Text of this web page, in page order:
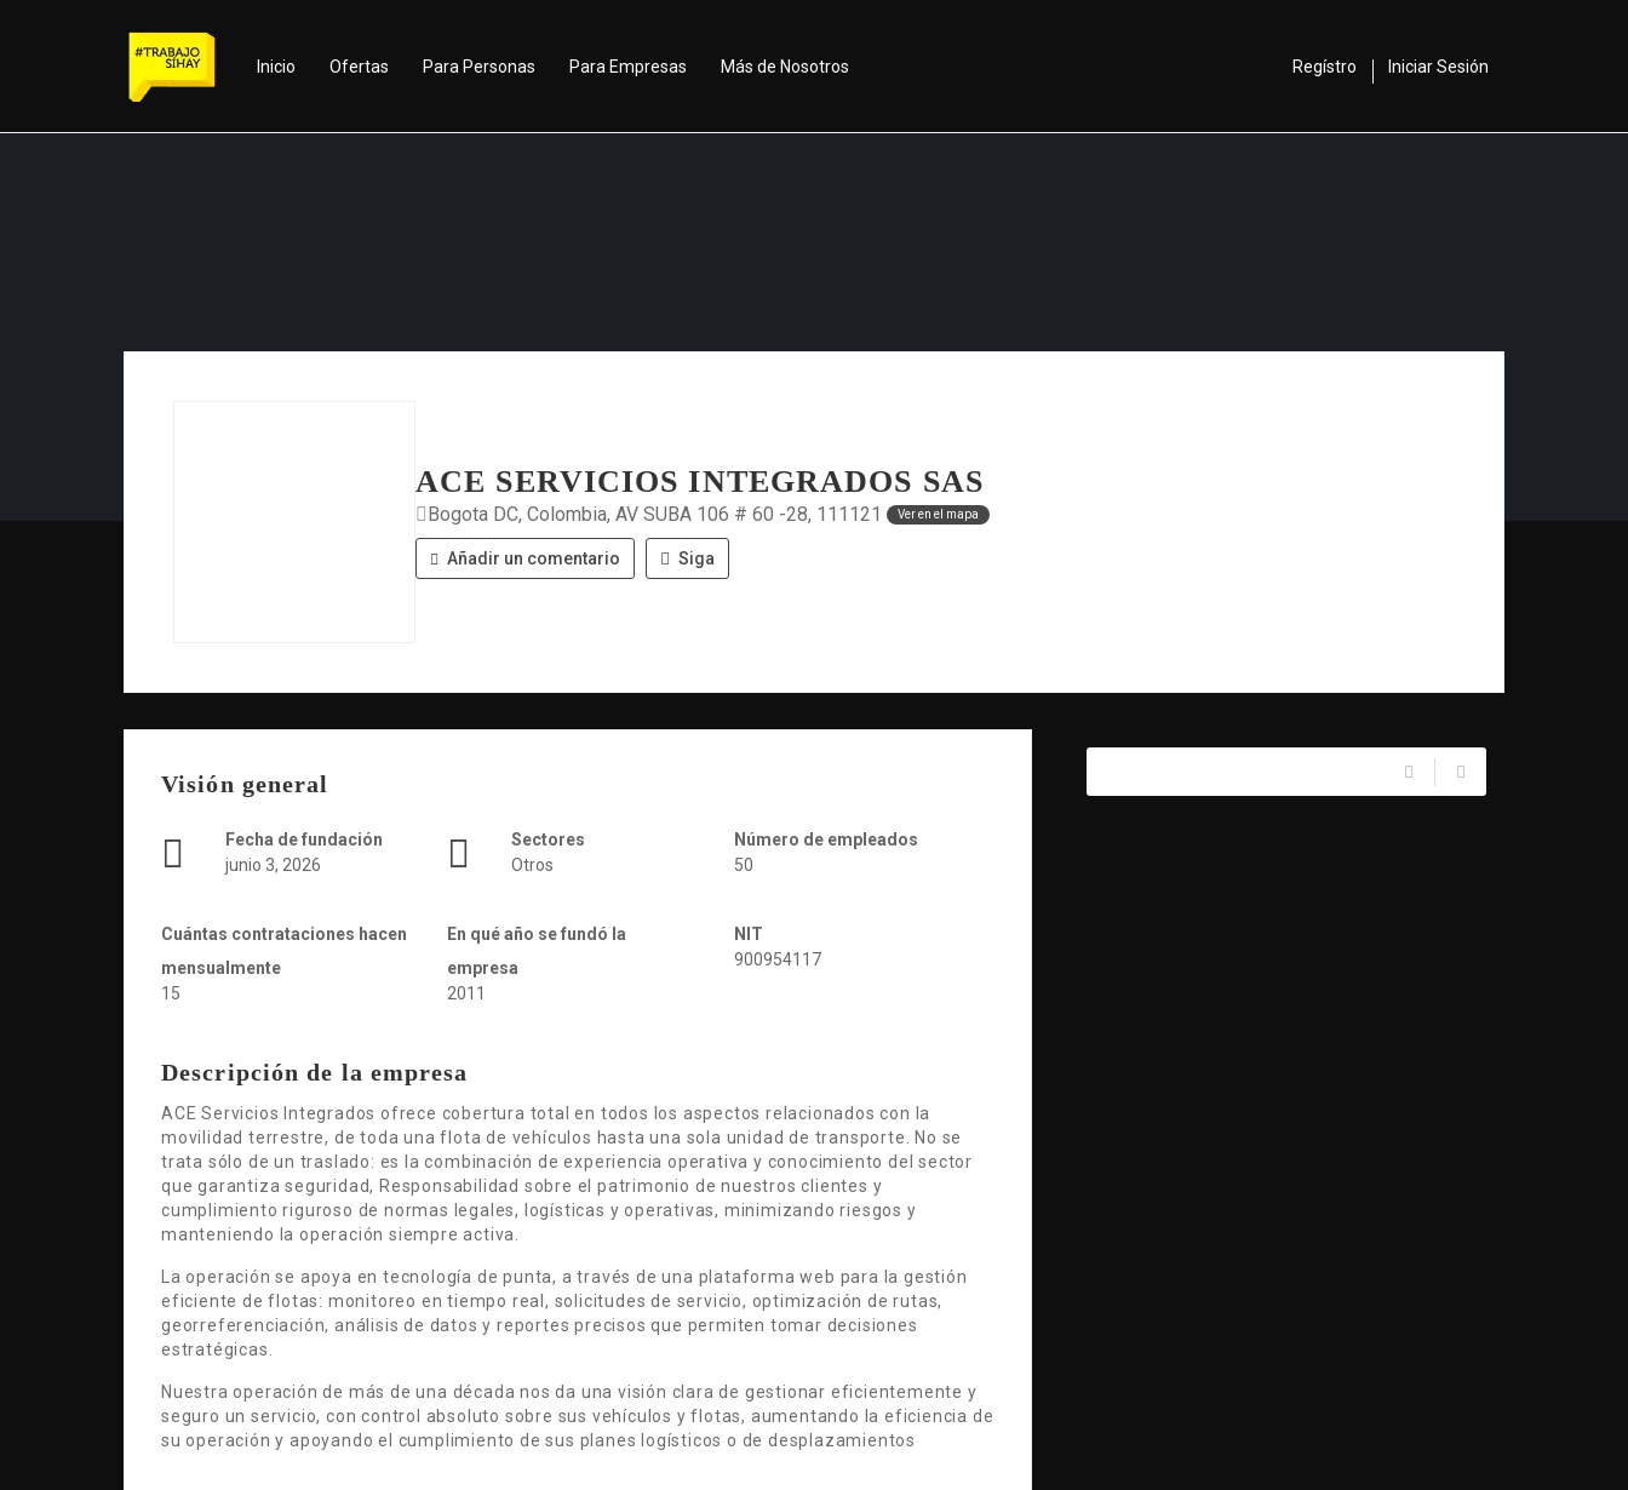
Inicio Ofertas Para Personas Para Empresas Más de Nosotros Regístro Iniciar Sesión
ACE SERVICIOS INTEGRADOS SAS
Bogota DC, Colombia, AV SUBA 106 # 60 -28, 111121 Ver en el mapa
Añadir un comentario Siga
Visión general
Fecha de fundación
junio 3, 2026
Sectores
Otros
Número de empleados
50
Cuántas contrataciones hacen
mensualmente
15
En qué año se fundó la
empresa
2011
NIT
900954117
Descripción de la empresa
ACE Servicios Integrados ofrece cobertura total en todos los aspectos relacionados con la
movilidad terrestre, de toda una flota de vehículos hasta una sola unidad de transporte. No se
trata sólo de un traslado: es la combinación de experiencia operativa y conocimiento del sector
que garantiza seguridad, Responsabilidad sobre el patrimonio de nuestros clientes y
cumplimiento riguroso de normas legales, logísticas y operativas, minimizando riesgos y
manteniendo la operación siempre activa.
La operación se apoya en tecnología de punta, a través de una plataforma web para la gestión
eficiente de flotas: monitoreo en tiempo real, solicitudes de servicio, optimización de rutas,
georreferenciación, análisis de datos y reportes precisos que permiten tomar decisiones
estratégicas.
Nuestra operación de más de una década nos da una visión clara de gestionar eficientemente y
seguro un servicio, con control absoluto sobre sus vehículos y flotas, aumentando la eficiencia de
su operación y apoyando el cumplimiento de sus planes logísticos o de desplazamientos